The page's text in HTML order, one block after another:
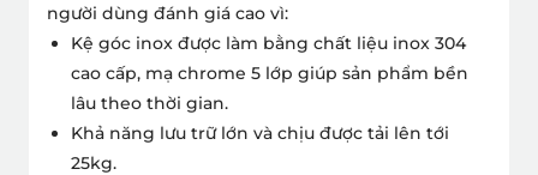
người dùng đánh giá cao vì:
Kệ góc inox được làm bằng chất liệu inox 304
cao cấp, mạ chrome 5 lớp giúp sản phẩm bền
lâu theo thời gian.
Khả năng lưu trữ lớn và chịu được tải lên tới
25kg.